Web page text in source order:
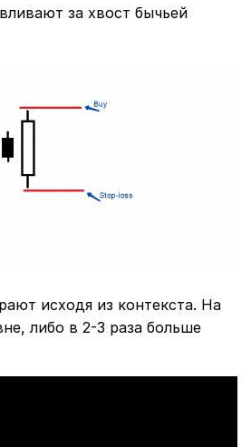
за хвост бычьей
исходя из контекста. На
либо в 2-3 раза больше